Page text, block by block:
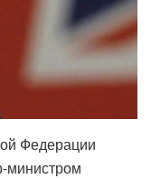
Федерации
министром